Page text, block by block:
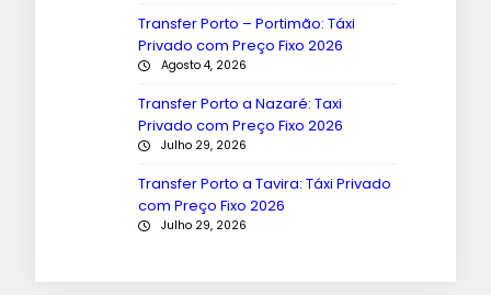
Transfer Porto – Portimão: Táxi
Privado com Preço Fixo 2026
Agosto 4, 2026
Transfer Porto a Nazaré: Taxi
Privado com Preço Fixo 2026
Julho 29, 2026
Transfer Porto a Tavira: Táxi Privado
com Preço Fixo 2026
Julho 29, 2026